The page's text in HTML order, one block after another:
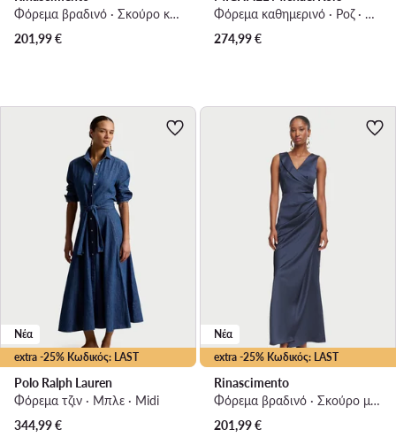
Φόρεμα βραδινό · Σκούρο καφέ · Maxi
201,99€
Φόρεμα καθημερινό · Ροζ · Midi
274,99€
extra -25% Κωδικός: LAST
Νέα
Polo Ralph Lauren
Φόρεμα τζιν · Μπλε · Midi
344,99€
extra -25% Κωδικός: LAST
Νέα
Rinascimento
Φόρεμα βραδινό · Σκούρο μπλε · Maxi
201,99€